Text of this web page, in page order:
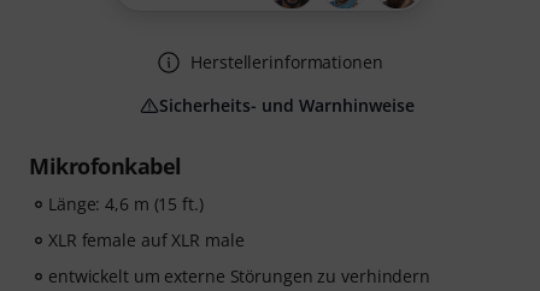
Mikrofonkabel
Länge: 4,6 m (15 ft.)
XLR female auf XLR male
entwickelt um externe Störungen zu verhindern
Herstellerinformationen
Sicherheits- und Warnhinweise